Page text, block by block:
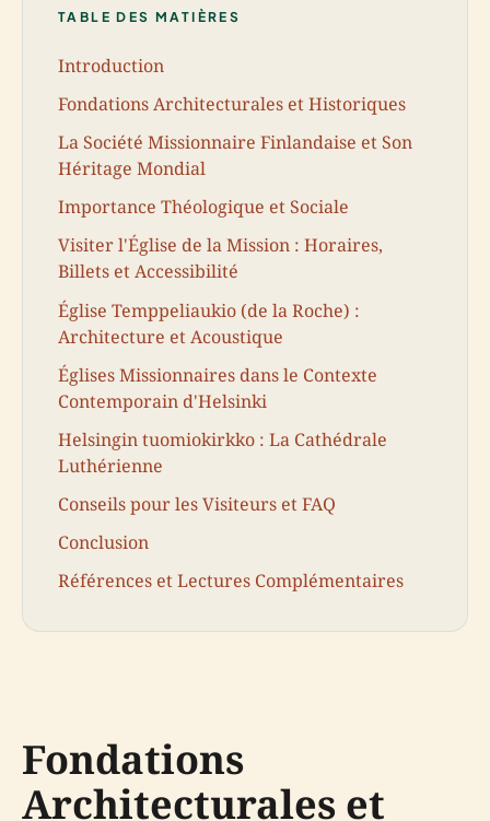
TABLE DES MATIÈRES
Introduction
Fondations Architecturales et Historiques
La Société Missionnaire Finlandaise et Son
Héritage Mondial
Importance Théologique et Sociale
Visiter l'Église de la Mission : Horaires,
Billets et Accessibilité
Église Temppeliaukio (de la Roche) :
Architecture et Acoustique
Églises Missionnaires dans le Contexte
Contemporain d'Helsinki
Helsingin tuomiokirkko : La Cathédrale
Luthérienne
Conseils pour les Visiteurs et FAQ
Conclusion
Références et Lectures Complémentaires
Fondations
Architecturales et